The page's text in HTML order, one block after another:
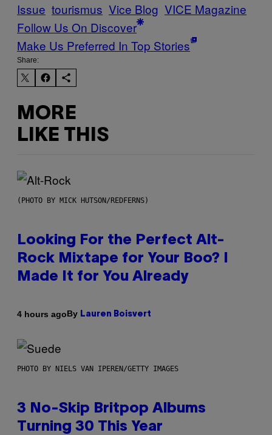
Issue tourismus Vice Blog VICE Magazine
Follow Us On Discover
Make Us Preferred In Top Stories
Share:
MORE
LIKE THIS
(PHOTO BY MICK HUTSON/REDFERNS)
Looking For the Perfect Alt-
Rock Mixtape for Your Boo? I
Made It for You Already
4 hours agoBy Lauren Boisvert
PHOTO BY NIELS VAN IPEREN/GETTY IMAGES
3 No-Skip Britpop Albums
Turning 30 This Year